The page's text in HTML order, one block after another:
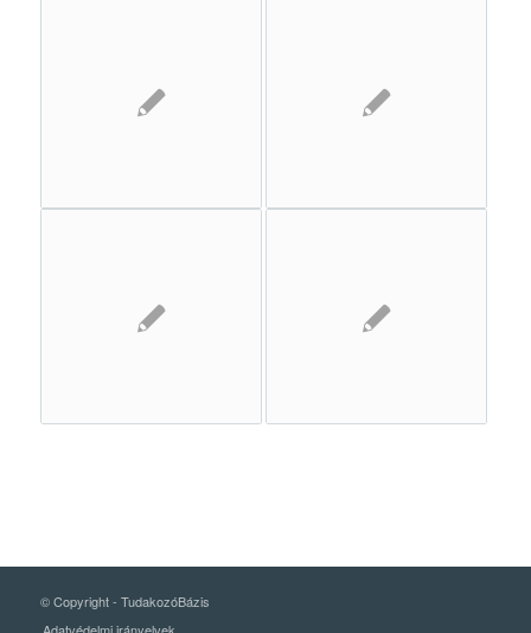
© Copyright - TudakozóBázis